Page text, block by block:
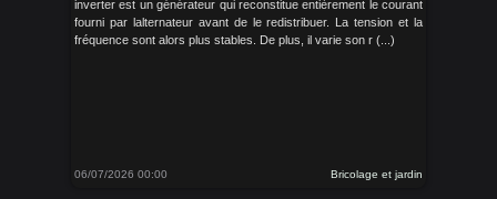
inverter est un générateur qui reconstitue entièrement le courant
fourni par lalternateur avant de le redistribuer. La tension et la
fréquence sont alors plus stables. De plus, il varie son r (...)
06/07/2026 00:00 Bricolage et jardin